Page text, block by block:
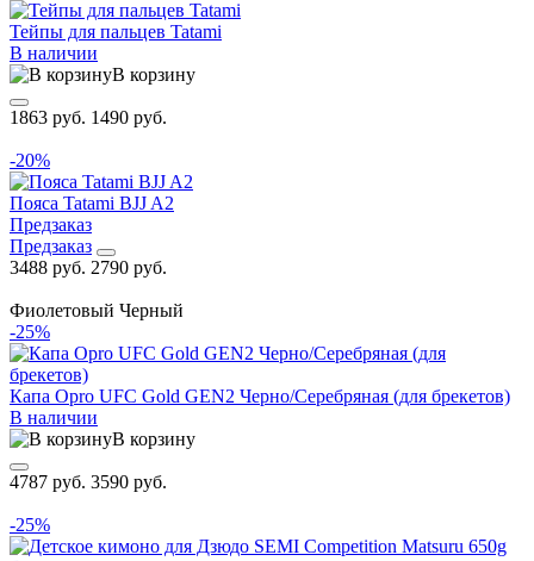
Тейпы для пальцев Tatami
В наличии
В корзину
1863 руб. 1490 руб.
-20%
Пояса Tatami BJJ A2
Предзаказ
Предзаказ
3488 руб. 2790 руб.
Фиолетовый Черный
-25%
Капа Opro UFC Gold GEN2 Черно/Серебряная (для брекетов)
В наличии
В корзину
4787 руб. 3590 руб.
-25%